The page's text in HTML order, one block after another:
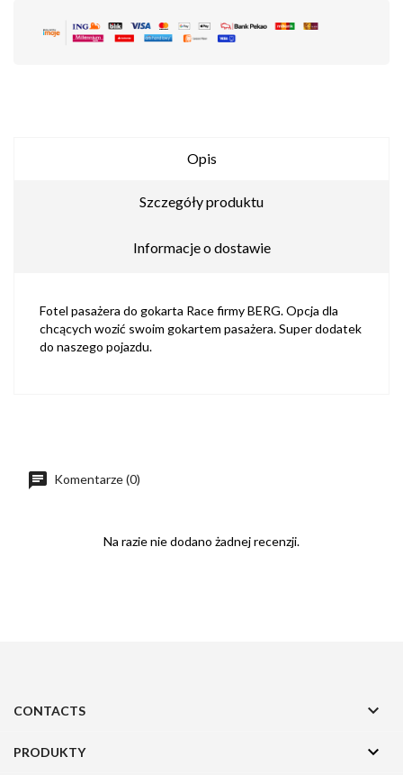
Opis
Szczegóły produktu
Informacje o dostawie
Fotel pasażera do gokarta Race firmy BERG. Opcja dla
chcących wozić swoim gokartem pasażera. Super dodatek
do naszego pojazdu.
Komentarze (0)
Na razie nie dodano żadnej recenzji.
CONTACTS 
PRODUKTY 